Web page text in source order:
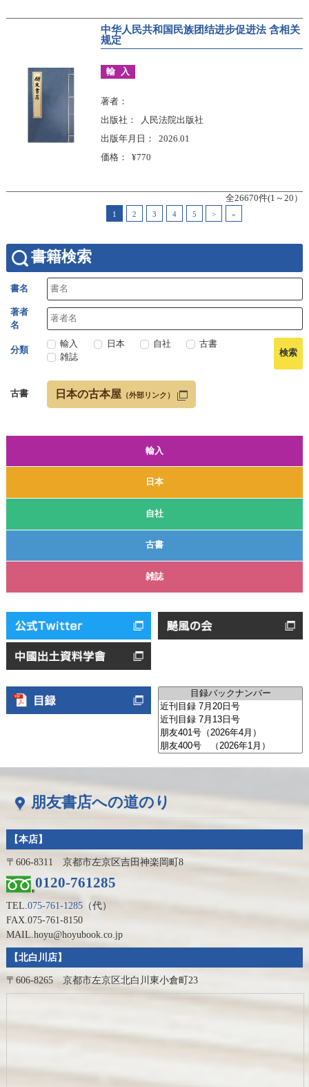
輸入
日本
自社
古書
雑誌
中华人民共和国民族团结进步促进法 含相关
规定
輸入
著者
出版社
人民法院出版社
出版年月日
2026.01
価格
¥770
全26670件(1～20）
1 2 3 4 5 > »
書籍検索
書名
著者
名
分類
輸入 日本 自社
古書
雑誌
古書 日本の古本屋 （外部リンク）
朋友書店への道のり
【本店】
〒606-8311 京都市左京区吉田神楽岡町8
0120-761285
TEL.075-761-1285（代）
FAX.075-761-8150
MAIL.hoyu@hoyubook.co.jp
【北白川店】
〒606-8265 京都市左京区北白川東小倉町23